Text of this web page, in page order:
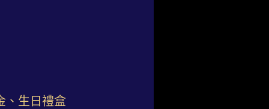
、生日禮盒